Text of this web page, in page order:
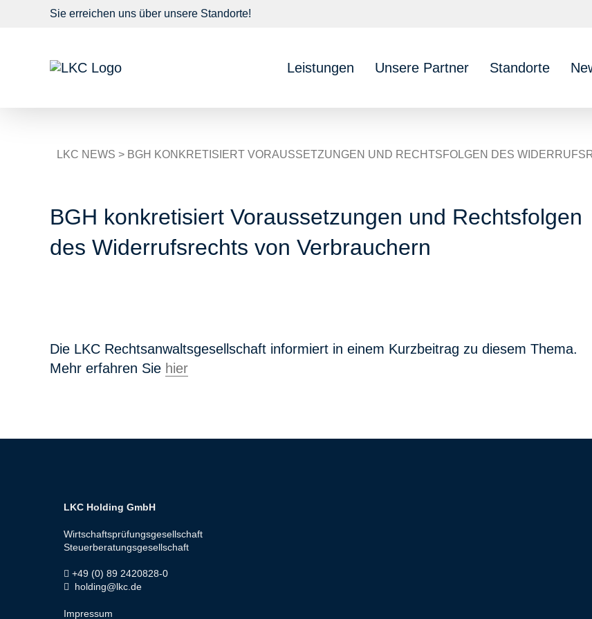
Sie erreichen uns über unsere Standorte!
Leistungen Unsere Partner Standorte
LKC NEWS > BGH KONKRETISIERT VORAUSSETZUNGEN UND RECHTSFOLGEN DES
BGH konkretisiert Voraussetzungen und Rechtsfolgen
des Widerrufsrechts von Verbrauchern
Die LKC Rechtsanwaltsgesellschaft informiert in einem Kurzbeitrag zu diesem Thema.
Mehr erfahren Sie hier
LKC Holding GmbH
Wirtschaftsprüfungsgesellschaft
Steuerberatungsgesellschaft
+49 (0) 89 2420828-0
holding@lkc.de
Impressum